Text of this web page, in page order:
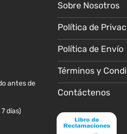
producto
la
de
antes de
días)
Sobre Nosotros
Política de
Política de Envío
Términos y
Contáctenos